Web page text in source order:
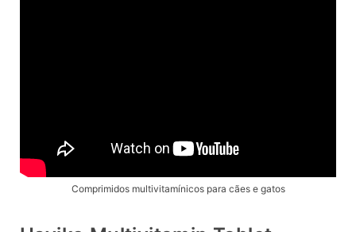
Comprimidos multivitamínicos para cães e gatos